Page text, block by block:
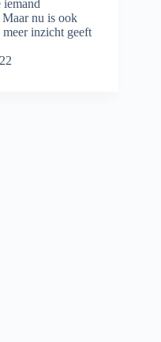
iemand
nu is ook
meer inzicht geeft